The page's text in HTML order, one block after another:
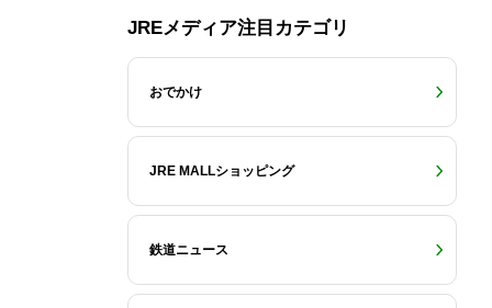
JREメディア注目カテゴリ
おでかけ
JRE MALLショッピング
鉄道ニュース